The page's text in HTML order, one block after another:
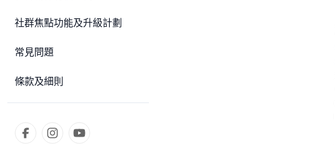
社群焦點功能及升級計劃
常見問題
條款及細則